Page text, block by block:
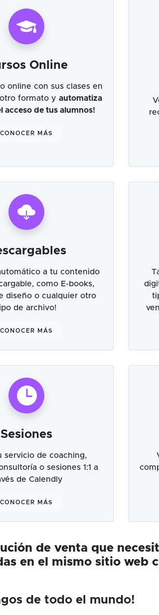
Online
online con sus clases en
formato y automatiza
acceso de tus alumnos!
CONOCER MÁS
a tu contenido
como E-books,
diseño o cualquier otro
de archivo!
CONOCER MÁS
Sesiones
servicio de coaching,
o sesiones 1:1 a
de Calendly
CONOCER MÁS
de venta que
en el mismo sitio web
de todo el mundo!